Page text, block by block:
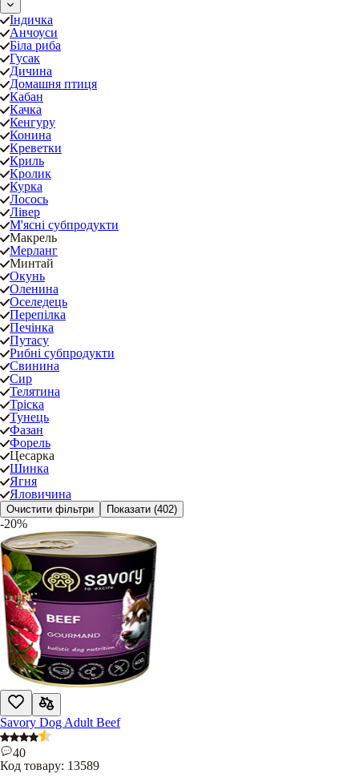
Індичка
Анчоуси
Біла риба
Гусак
Дичина
Домашня птиця
Кабан
Качка
Кенгуру
Конина
Креветки
Криль
Кролик
Курка
Лосось
Лівер
М'ясні субпродукти
Макрель
Мерланг
Минтай
Окунь
Оленина
Оселедець
Перепілка
Печінка
Путасу
Рибні субпродукти
Свинина
Сир
Телятина
Тріска
Тунець
Фазан
Форель
Цесарка
Шинка
Ягня
Яловичина
Очистити фільтри Показати (402)
-20%
Savory Dog Adult Beef
40
Код товару: 13589